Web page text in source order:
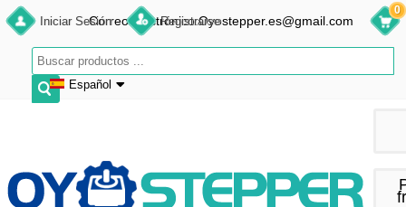
Iniciar Sesión Registrarse
Español
Français
Español
Correo electrónico:Oyostepper.es@gmail.com
0